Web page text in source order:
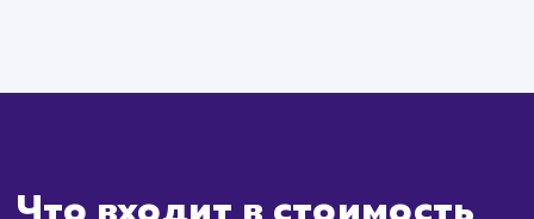
будет привлекать и удерживать
результатах поиска. Время, необходимое